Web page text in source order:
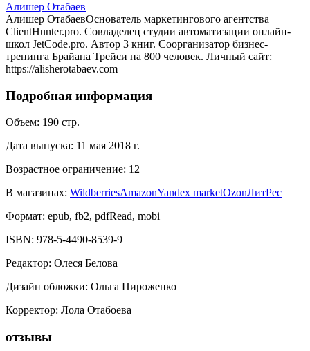
Алишер Отабаев
Алишер Отабаев ​Основатель маркетингового агентства
ClientHunter.pro. Совладелец студии автоматизации онлайн-
школ JetCode.pro. Автор 3 книг. Соорганизатор бизнес-
тренинга Брайана Трейси на 800 человек. Личный сайт:
https://alisherotabaev.com
Подробная информация
Объем: 190 стр.
Дата выпуска: 11 мая 2018 г.
Возрастное ограничение: 12+
В магазинах: WildberriesAmazonYandex marketOzonЛитРес
Формат: epub, fb2, pdfRead, mobi
ISBN: 978-5-4490-8539-9
Редактор: Олеся Белова
Дизайн обложки: Ольга Пироженко
Корректор: Лола Отабоева
отзывы